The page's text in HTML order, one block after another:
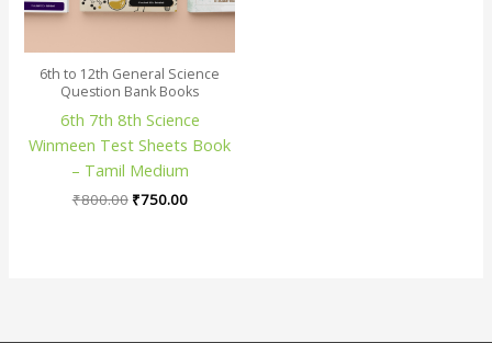
6th to 12th General Science
Question Bank Books
6th 7th 8th Science
Winmeen Test Sheets Book
– Tamil Medium
₹800.00 ₹750.00